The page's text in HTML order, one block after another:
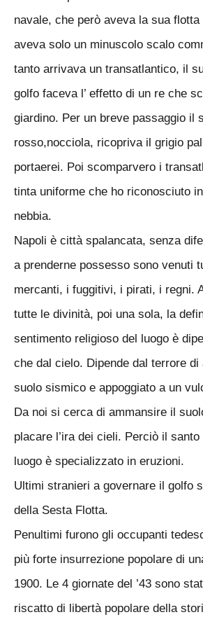
navale, che però aveva la sua flotta
aveva solo un minuscolo scalo
tanto arrivava un transatlantico, il
golfo faceva l’ effetto di un re che
giardino. Per un breve passaggio il
rosso,nocciola, ricopriva il grigio
portaerei. Poi scomparvero i
tinta uniforme che ho riconosciuto
nebbia.
Napoli è città spalancata, senza
a prenderne possesso sono venuti
mercanti, i fuggitivi, i pirati, i regni.
tutte le divinità, poi una sola, la
sentimento religioso del luogo è
che dal cielo. Dipende dal terrore di
suolo sismico e appoggiato a un
Da noi si cerca di ammansire il
placare l’ira dei cieli. Perciò il
luogo è specializzato in eruzioni.
Ultimi stranieri a governare il golfo
della Sesta Flotta.
Penultimi furono gli occupanti
più forte insurrezione popolare di
1900. Le 4 giornate del ’43 sono
riscatto di libertà popolare della